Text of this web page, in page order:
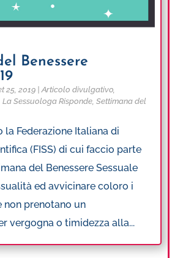
Benessere
25, 2019 |Articolo divulgativo
,La Sessuologa Risponde ,Settimana del
la Federazione Italiana di
(FISS) di cui faccio parte
del Benessere Sessuale
ed avvicinare coloro i
prenotano un
vergogna o timidezza alla...